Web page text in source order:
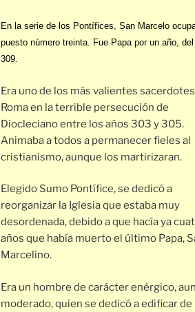
En la serie de los Pontífices, San Marcelo
puesto número treinta. Fue Papa por un año,
309.
Era uno de los más valientes
Roma en la terrible persecución de
Diocleciano entre los años 303 y 305.
Animaba a todos a permanecer fieles al
cristianismo, aunque los martirizaran.
Elegido Sumo Pontífice, se dedicó a
reorganizar la Iglesia que estaba muy
desordenada, debido a que hacía ya
años que había muerto el último Papa,
Marcelino.
Era un hombre de carácter enérgico,
moderado, quien se dedicó a edificar de